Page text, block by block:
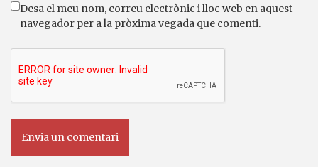
Desa el meu nom, correu electrònic i lloc web en aquest
navegador per a la pròxima vegada que comenti.